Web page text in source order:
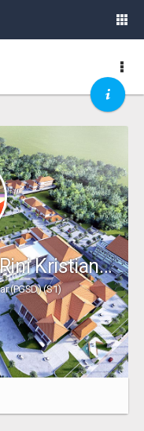
Prof.Dr. Maria Goreti Rini Kristiantari, M.Pd.
(PGSD) (S1)